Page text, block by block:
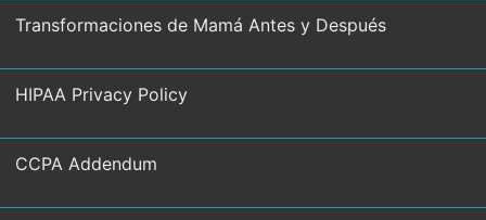
Transformaciones de Mamá Antes y Después
HIPAA Privacy Policy
CCPA Addendum